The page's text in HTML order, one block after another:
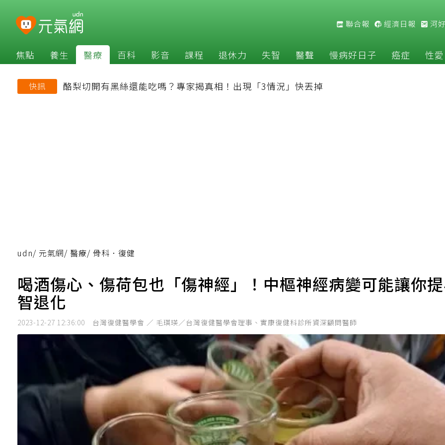
聯合報 經濟日報 河
焦點 養生 醫療 百科 影音 課程 退休力 失智 醫聲 慢病好日子 癌症 性愛
快訊 酪梨切開有黑絲還能吃嗎？專家揭真相！出現「3情況」快丟掉
udn/ 元氣網/ 醫療/ 骨科．復健
喝酒傷心、傷荷包也「傷神經」！中樞神經病變可能讓你
智退化
2023-12-27 12:36:00 台灣復健醫學會 ／ 毛琪瑛／台灣復健醫學會理事、實康復健科診所資深顧問醫師